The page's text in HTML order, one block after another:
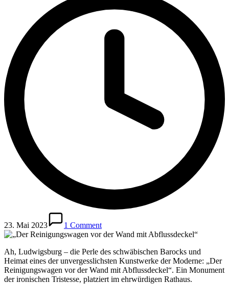
23. Mai 2023 1 Comment
Ah, Ludwigsburg – die Perle des schwäbischen Barocks und
Heimat eines der unvergesslichsten Kunstwerke der Moderne: „Der
Reinigungswagen vor der Wand mit Abflussdeckel“. Ein Monument
der ironischen Tristesse, platziert im ehrwürdigen Rathaus.